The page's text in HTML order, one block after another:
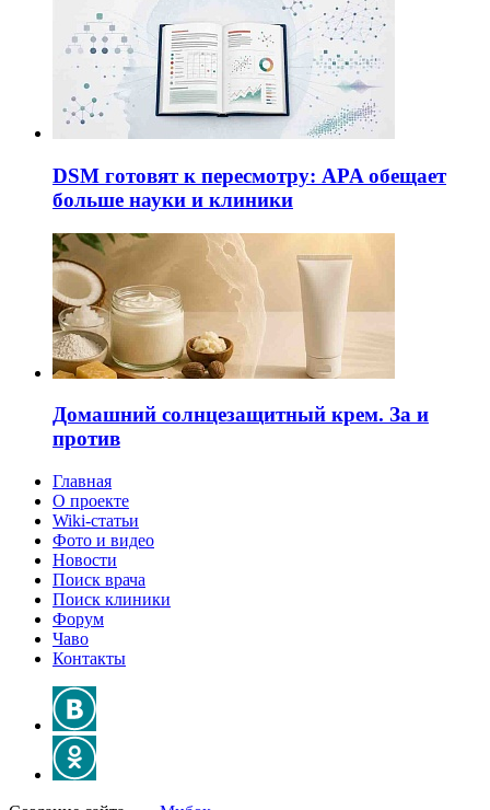
DSM готовят к пересмотру: APA обещает
больше науки и клиники
Домашний солнцезащитный крем. За и
против
Главная
О проекте
Wiki-статьи
Фото и видео
Новости
Поиск врача
Поиск клиники
Форум
Чаво
Контакты